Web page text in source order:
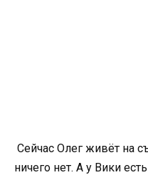
Сейчас Олег живёт на
ничего нет. А у Вики